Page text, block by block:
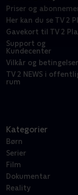
Priser og
Her kan du se TV 2
Gavekort til TV 2
Support og
Kundecenter
Vilkår og betingelser
TV 2 NEWS i
rum
Kategorier
Børn
Serier
Film
Dokumentar
Reality